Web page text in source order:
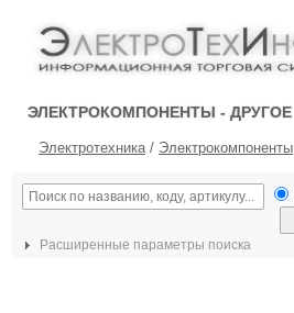
ЭЛЕКТРОКОМПОНЕНТЫ - ДРУГОЕ
Электротехника/ Электрокомпоненты
Расширенные параметры поиска